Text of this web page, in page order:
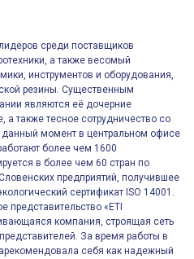
среди поставщиков
а также весомый
инструментов и оборудования,
резины. Существенным
являются её дочерние
а также тесное сотрудничество со
данный момент в центральном офисе
более чем 1600
в более чем 60 стран по
предприятий, получившее
сертификат ISO 14001.
представительство «ETI
компания, строящая сеть
За время работы в
себя как надежный